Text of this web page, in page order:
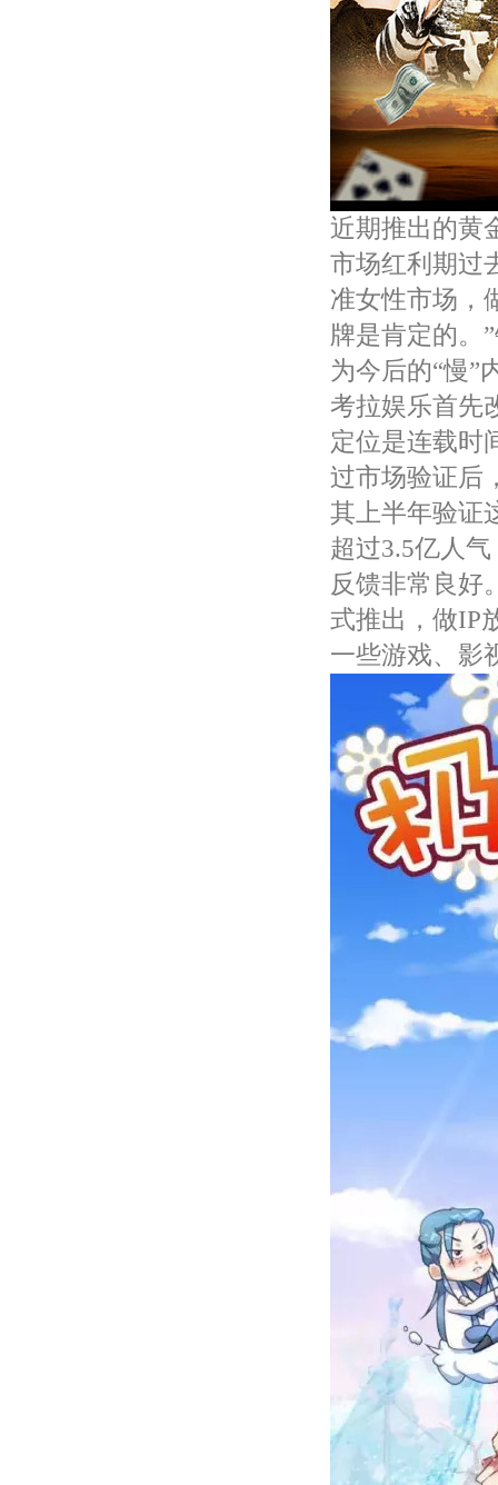
近期推出的黄
市场红利期过
准女性市场，
牌是肯定的。
为今后的“慢”
考拉娱乐首先
定位是连载时
过市场验证后
其上半年验证
超过3.5亿人
反馈非常良好
式推出，做IP
一些游戏、影